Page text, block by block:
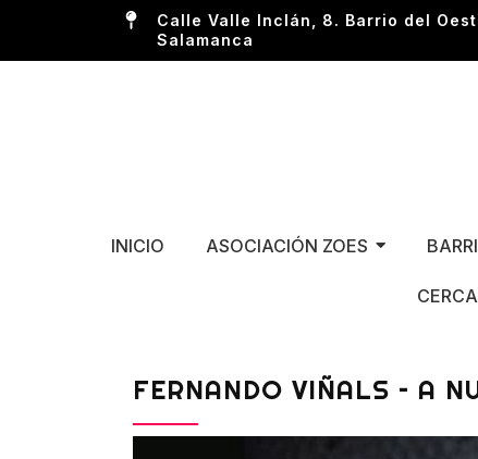
Calle Valle Inclán, 8. Barrio del
Salamanca
INICIO ASOCIACIÓN ZOES
FERNANDO VIÑALS – A